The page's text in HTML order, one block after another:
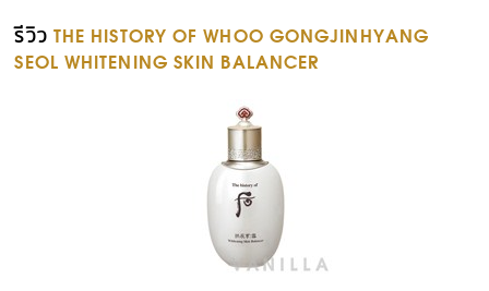
รีวิว THE HISTORY OF WHOO GONGJINHYANG
SEOL WHITENING SKIN BALANCER